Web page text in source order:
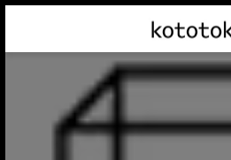
Appleの話
クレジットカードの話